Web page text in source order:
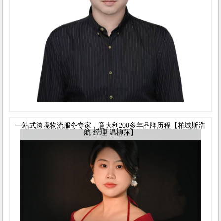
一站式跨境物流服务专家，意大利200多年品牌历程【柏域斯浩
航-经理-温柳萍】